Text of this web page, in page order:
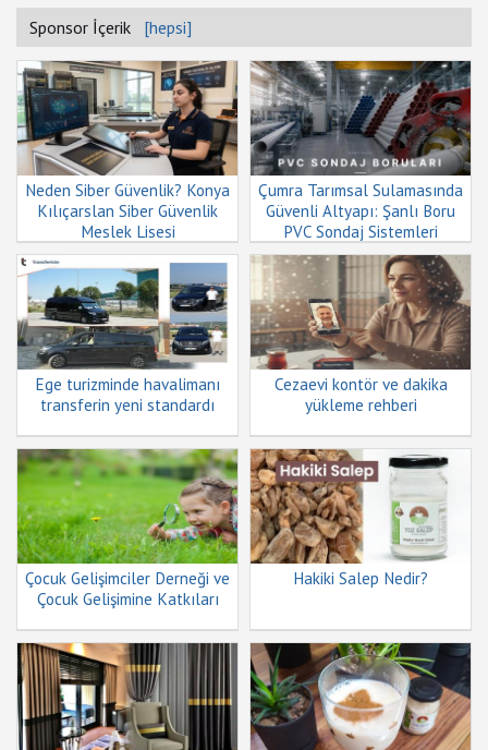
Ekle
Sponsor İçerik [hepsi]
Neden Siber Güvenlik? Konya
Kılıçarslan Siber Güvenlik
Meslek Lisesi
Çumra Tarımsal Sulamasında
Güvenli Altyapı: Şanlı Boru
PVC Sondaj Sistemleri
Ege turizminde havalimanı
transferin yeni standardı
Cezaevi kontör ve dakika
yükleme rehberi
Çocuk Gelişimciler Derneği ve
Çocuk Gelişimine Katkıları
Hakiki Salep Nedir?